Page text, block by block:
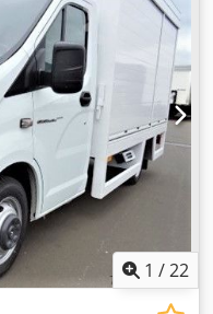
Flachprofilen garantiert
der Palette von
bis 30 mm
kg
1 /22